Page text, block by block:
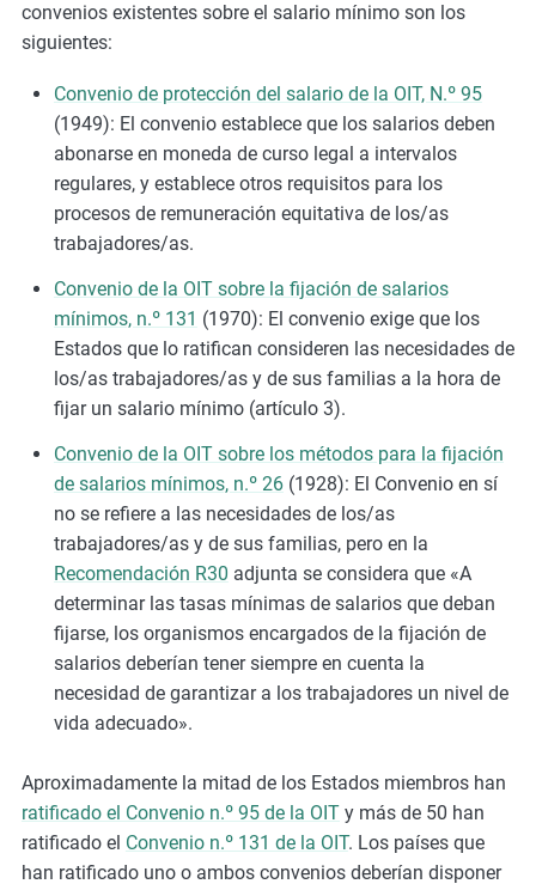
convenios existentes sobre el salario mínimo son los
siguientes:
Convenio de protección del salario de la OIT, N.º 95
(1949): El convenio establece que los salarios deben
abonarse en moneda de curso legal a intervalos
regulares, y establece otros requisitos para los
procesos de remuneración equitativa de los/as
trabajadores/as.
Convenio de la OIT sobre la fijación de salarios
mínimos, n.º 131 (1970): El convenio exige que los
Estados que lo ratifican consideren las necesidades de
los/as trabajadores/as y de sus familias a la hora de
fijar un salario mínimo (artículo 3).
Convenio de la OIT sobre los métodos para la fijación
de salarios mínimos, n.º 26(1928): El Convenio en sí
no se refiere a las necesidades de los/as
trabajadores/as y de sus familias, pero en la
Recomendación R30 adjunta se considera que «A
determinar las tasas mínimas de salarios que deban
fijarse, los organismos encargados de la fijación de
salarios deberían tener siempre en cuenta la
necesidad de garantizar a los trabajadores un nivel de
vida adecuado».
Aproximadamente la mitad de los Estados miembros han
ratificado el Convenio n.º 95 de la OITy más de 50 han
ratificado el Convenio n.º 131 de la OIT. Los países que
han ratificado uno o ambos convenios deberían disponer